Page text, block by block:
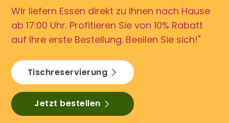
Wir liefern Essen direkt zu Ihnen nach Hause
ab 17:00 Uhr. Profitieren Sie von 10% Rabatt
auf Ihre erste Bestellung. Beeilen Sie sich!"
Tischreservierung
Jetzt bestellen